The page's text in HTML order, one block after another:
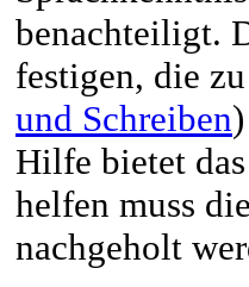
benachteiligt.
festigen, die
und Schreiben)
Hilfe bietet
helfen muss
nachgeholt